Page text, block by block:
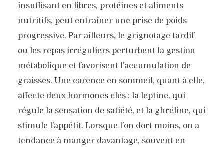
insuffisant en fibres, protéines et aliments
nutritifs, peut entraîner une prise de poids
progressive. Par ailleurs, le grignotage tardif
ou les repas irréguliers perturbent la gestion
métabolique et favorisent l’accumulation de
graisses. Une carence en sommeil, quant à elle,
affecte deux hormones clés : la leptine, qui
régule la sensation de satiété, et la ghréline, qui
stimule l’appétit. Lorsque l’on dort moins, on a
tendance à manger davantage, souvent en